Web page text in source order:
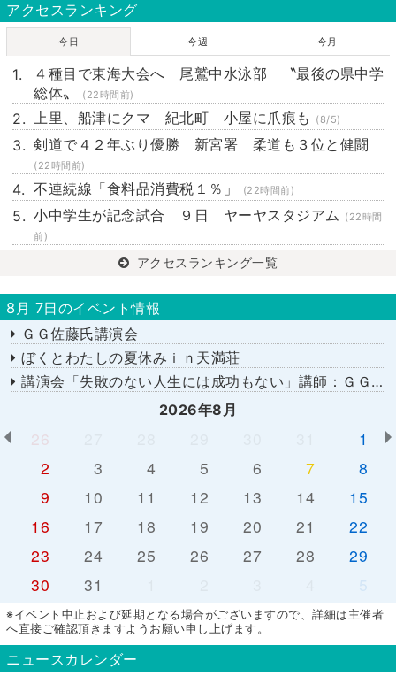
アクセスランキング
今日 今週 今月
４種目で東海大会へ 尾鷲中水泳部 〝最後の県中学
総体〟
(22時間前)
上里、船津にクマ 紀北町 小屋に爪痕も (8/5)
剣道で４２年ぶり優勝 新宮署 柔道も３位と健闘
(22時間前)
不連続線「食料品消費税１％」 (22時間前)
小中学生が記念試合 ９日 ヤーヤスタジアム (22時間
前)
アクセスランキング一覧
8月 7日のイベント情報
ＧＧ佐藤氏講演会
ぼくとわたしの夏休みｉｎ天満荘
講演会「失敗のない人生には成功もない」講師：ＧＧ佐藤さん
2026年8月
26
1
2
3 4 5 6 7
8
9
10 11 12 13 14
15
16
17 18 19 20 21
22
23
24 25 26 27 28
29
30
31 5
※イベント中止および延期となる場合がございますので、詳細は主催者
へ直接ご確認頂きますようお願い申し上げます。
ニュースカレンダー